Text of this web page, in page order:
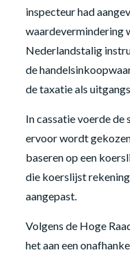
inspecteur had
waardevermindering
Nederlandstalig
de
de taxatie als
In cassatie voerde de
ervoor wordt
baseren op een
die koerslijst
aangepast.
Volgens de Hoge
het aan een